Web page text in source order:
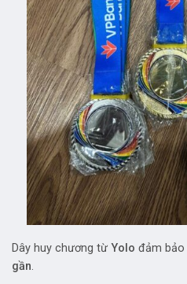
Dây huy chương từ Yolo đảm bảo
gần.